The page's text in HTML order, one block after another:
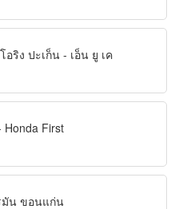
ริง ปะเก็น - เอ็น ยู เค
First
มัน ขอนแก่น